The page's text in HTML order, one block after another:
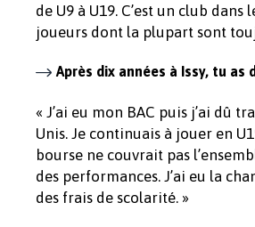
de U9 à U19. C’est un club
joueurs dont la plupart sont
Après dix années à Issy, tu
« J’ai eu mon BAC puis j’ai dû
Unis. Je continuais à jouer en
bourse ne couvrait pas
des performances. J’ai eu la
des frais de scolarité. »